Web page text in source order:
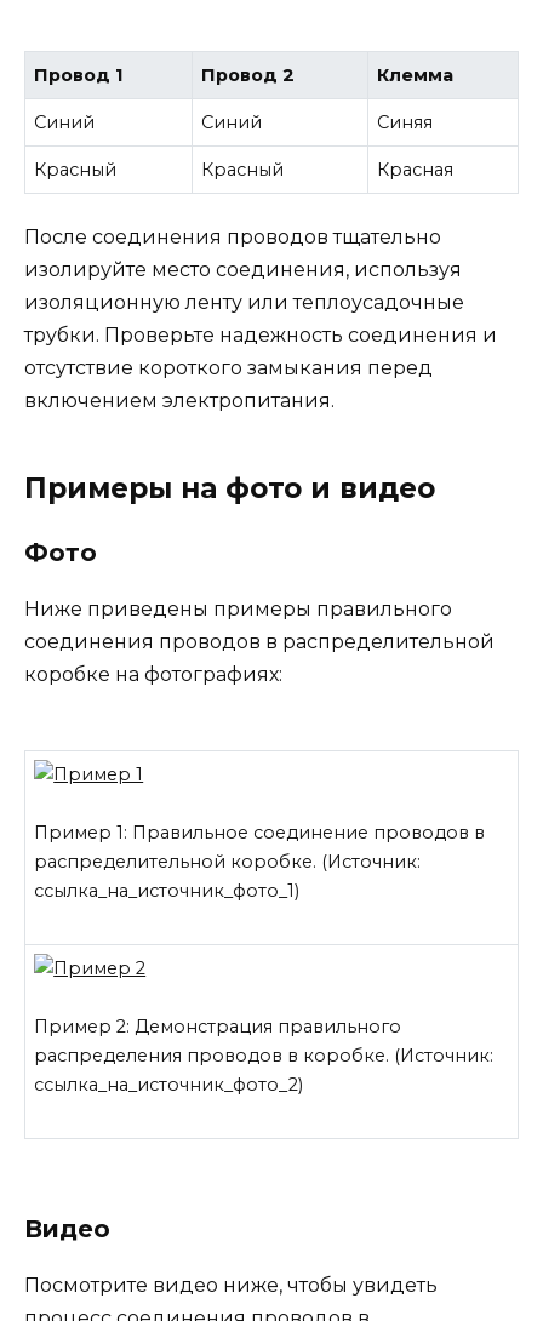
Провод 1 Провод 2 Клемма
Синий Синий Синяя
Красный Красный Красная
После соединения проводов тщательно
изолируйте место соединения, используя
изоляционную ленту или теплоусадочные
трубки. Проверьте надежность соединения и
отсутствие короткого замыкания перед
включением электропитания.
Примеры на фото и видео
Фото
Ниже приведены примеры правильного
соединения проводов в распределительной
коробке на фотографиях:
Пример 1: Правильное соединение проводов в
распределительной коробке. (Источник:
ссылка_на_источник_фото_1)
Пример 2: Демонстрация правильного
распределения проводов в коробке. (Источник:
ссылка_на_источник_фото_2)
Видео
Посмотрите видео ниже, чтобы увидеть